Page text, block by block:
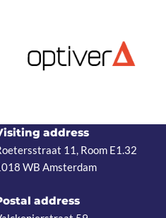
address
11, Room E1.32
WB Amsterdam
address